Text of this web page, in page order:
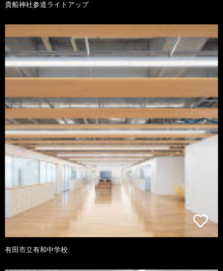
貴船神社参道ライトアップ
有田市立有和中学校